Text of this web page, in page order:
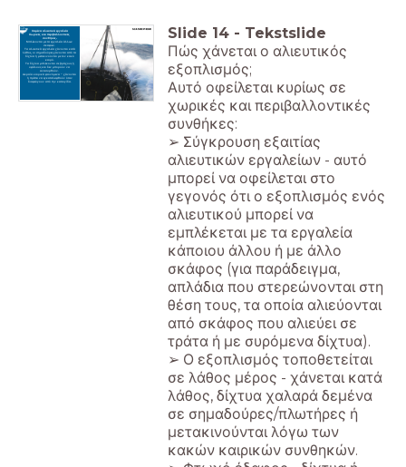
Χαμένα αλιευτικά εργαλεία
Χωρικές και περιβαλλοντικές
συνθήκες.
Μπλέκονται με τα εργαλεία άλλων
σκαφών.
Τα αλιευτικά εργαλεία χάνονται κατά
λάθος, οι σημαδούρες χάνονται από τα
δίχτυα ή μετακινούνται με τον κακό
καιρό.
Τα δίχτυα μπλέκονται σε βράχους ή
υφάλους και δεν μπορούν να
ανασυρθούν.
Ακραία καιρικά φαινόμενα – χάνονται
ή πρέπει να εγκαταλειφθούν όταν
διαφεύγουν από την καταιγίδα.
Slide 14 - Tekstslide
Πώς χάνεται ο αλιευτικός
εξοπλισμός;
Αυτό οφείλεται κυρίως σε
χωρικές και περιβαλλοντικές
συνθήκες:
➢ Σύγκρουση εξαιτίας
αλιευτικών εργαλείων - αυτό
μπορεί να οφείλεται στο
γεγονός ότι ο εξοπλισμός ενός
αλιευτικού μπορεί να
εμπλέκεται με τα εργαλεία
κάποιου άλλου ή με άλλο
σκάφος (για παράδειγμα,
απλάδια που στερεώνονται στη
θέση τους, τα οποία αλιεύονται
από σκάφος που αλιεύει σε
τράτα ή με συρόμενα δίχτυα).
➢ Ο εξοπλισμός τοποθετείται
σε λάθος μέρος - χάνεται κατά
λάθος, δίχτυα χαλαρά δεμένα
σε σημαδούρες/πλωτήρες ή
μετακινούνται λόγω των
κακών καιρικών συνθηκών.